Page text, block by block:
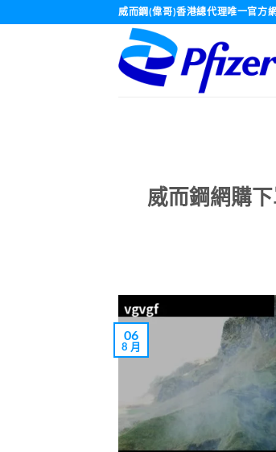
威而鋼(偉哥)香港總代理唯一官方
威而鋼網購
06
8 月